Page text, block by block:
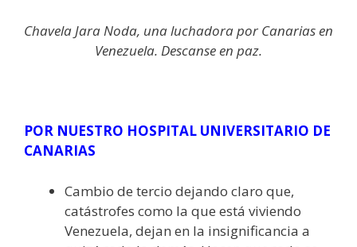
Chavela Jara Noda, una luchadora por Canarias en
Venezuela. Descanse en paz.
POR NUESTRO HOSPITAL UNIVERSITARIO DE
CANARIAS
Cambio de tercio dejando claro que,
catástrofes como la que está viviendo
Venezuela, dejan en la insignificancia a